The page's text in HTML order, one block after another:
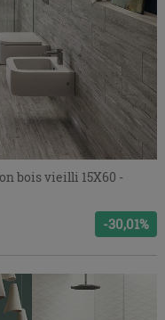
bois vieilli 15X60 -
-30,01%